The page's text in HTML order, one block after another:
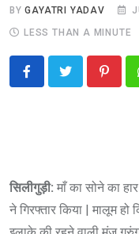
BYGAYATRI YADAV
LESS THAN A MINUTE
सिलीगुड़ी: माँ का सोने का
ने गिरफ्तार किया | मालूम